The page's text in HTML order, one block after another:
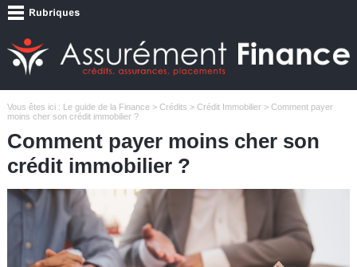
Vous êtes ici : Le guide de la Finance> Crédits > Crédit Immobilier> Comment payer
moins cher son crédit immobilier ?
Comment payer moins cher son
crédit immobilier ?